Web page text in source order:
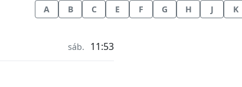
A B C E F G H J K
de la luna in
sáb. 11:53